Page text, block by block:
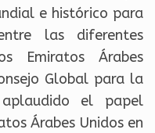
e histórico para
las diferentes
Emiratos Árabes
Global para la
el papel
Árabes Unidos en